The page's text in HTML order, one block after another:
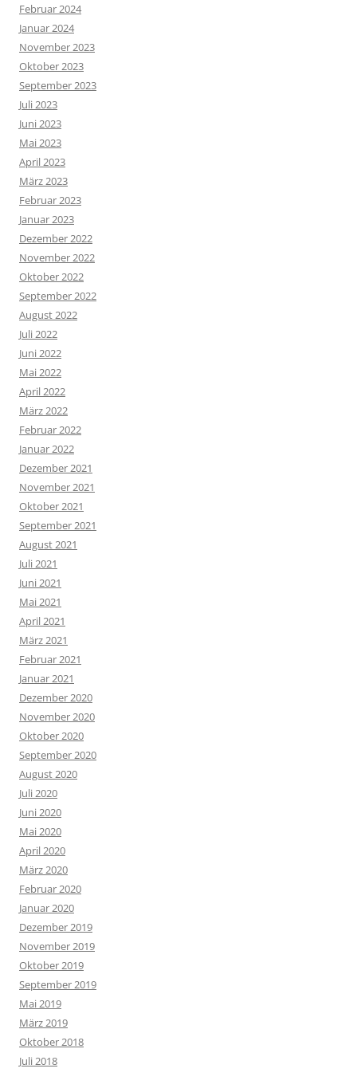
Februar 2024
Januar 2024
November 2023
Oktober 2023
September 2023
Juli 2023
Juni 2023
Mai 2023
April 2023
März 2023
Februar 2023
Januar 2023
Dezember 2022
November 2022
Oktober 2022
September 2022
August 2022
Juli 2022
Juni 2022
Mai 2022
April 2022
März 2022
Februar 2022
Januar 2022
Dezember 2021
November 2021
Oktober 2021
September 2021
August 2021
Juli 2021
Juni 2021
Mai 2021
April 2021
März 2021
Februar 2021
Januar 2021
Dezember 2020
November 2020
Oktober 2020
September 2020
August 2020
Juli 2020
Juni 2020
Mai 2020
April 2020
März 2020
Februar 2020
Januar 2020
Dezember 2019
November 2019
Oktober 2019
September 2019
Mai 2019
März 2019
Oktober 2018
Juli 2018